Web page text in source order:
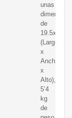
unas
de
(Largo
x
Ancho
x
Alto),
5’4
kg
de